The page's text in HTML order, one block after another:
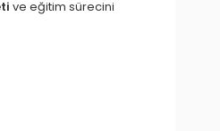
ve eğitim sürecini